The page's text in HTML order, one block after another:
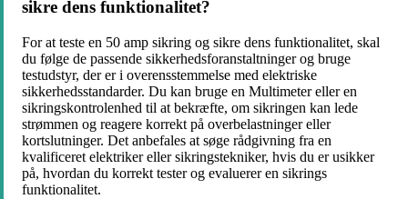
sikre dens funktionalitet?
For at teste en 50 amp sikring og sikre dens funktionalitet, skal
du følge de passende sikkerhedsforanstaltninger og bruge
testudstyr, der er i overensstemmelse med elektriske
sikkerhedsstandarder. Du kan bruge en Multimeter eller en
sikringskontrolenhed til at bekræfte, om sikringen kan lede
strømmen og reagere korrekt på overbelastninger eller
kortslutninger. Det anbefales at søge rådgivning fra en
kvalificeret elektriker eller sikringstekniker, hvis du er usikker
på, hvordan du korrekt tester og evaluerer en sikrings
funktionalitet.